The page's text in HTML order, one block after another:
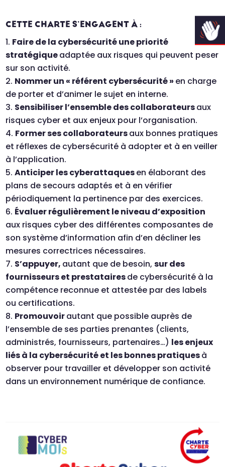
CETTE CHARTE S’ENGAGENT À :
Faire de la cybersécurité une priorité
stratégiqueadaptée aux risques qui peuvent peser
sur son activité.
Nommer un « référent cybersécurité » en charge
de porter et d’animer le sujet en interne.
Sensibiliser l’ensemble des collaborateursaux
risques cyber et aux enjeux pour l’organisation.
Former ses collaborateursaux bonnes pratiques
et réflexes de cybersécurité à adopter et à en veiller
à l’application.
Anticiper les cyberattaquesen élaborant des
plans de secours adaptés et à en vérifier
périodiquement la pertinence par des exercices.
Évaluer régulièrement le niveau d’exposition
aux risques cyber des différentes composantes de
son système d’information afin d’en décliner les
mesures correctrices nécessaires.
S’appuyer, autant que de besoin,sur des
fournisseurs et prestatairesde cybersécurité à la
compétence reconnue et attestée par des labels
ou certifications.
Promouvoirautant que possible auprès de
l’ensemble de ses parties prenantes (clients,
administrés, fournisseurs, partenaires…) les enjeux
liés à la cybersécurité et les bonnes pratiquesà
observer pour travailler et développer son activité
dans un environnement numérique de confiance.